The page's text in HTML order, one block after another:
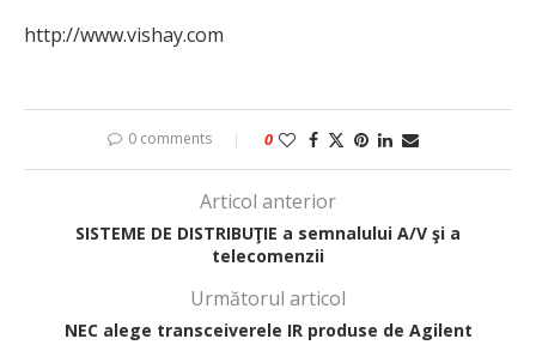
http://www.vishay.com
0 comments 0
Articol anterior
SISTEME DE DISTRIBUŢIE a semnalului A/V şi a
telecomenzii
Următorul articol
NEC alege transceiverele IR produse de Agilent